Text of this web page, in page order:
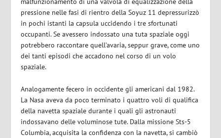
pressione nelle fasi di rientro della Soyuz 11 depressurizzò
in pochi istanti la capsula uccidendo i tre sfortunati
occupanti. Se avessero indossato una tuta spaziale oggi
potrebbero raccontare quell’avaria, seppur grave, come uno
dei tanti episodi che accadono nel corso di un volo
spaziale.
Analogamente fecero in occidente gli americani dal 1982.
La Nasa aveva da poco terminato i quattro voli di qualifica
della navetta spaziale durante i quali gli astronauti
indossavano delle voluminose tute. Dalla missione Sts-5
Columbia, acquisita la confidenza con la navetta, si cambiò